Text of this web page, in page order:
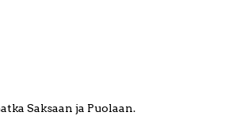
Saksaan ja Puolaan.